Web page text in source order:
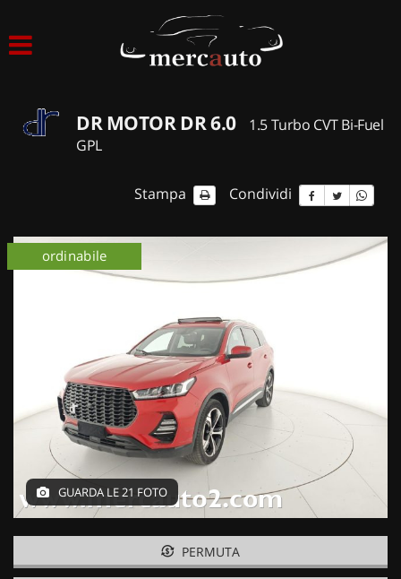
ACQUISTIAMO USATO
NOLEGGIO AUTO
NOLEGGIO LUNGO TERMINE
NOLEGGIO BREVE TERMINE
CONTATTI
DR MOTOR DR 6.0
1.5 Turbo CVT Bi-Fuel
GPL
Stampa Condividi
ordinabile
GUARDA LE 21 FOTO
PERMUTA